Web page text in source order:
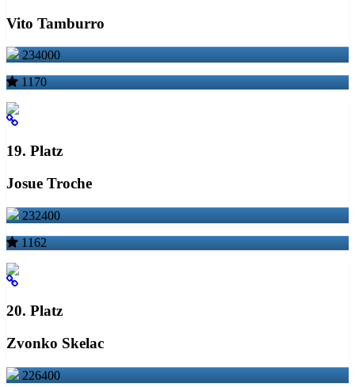
Vito Tamburro
234000
1170
19. Platz
Josue Troche
232400
1162
20. Platz
Zvonko Skelac
226400